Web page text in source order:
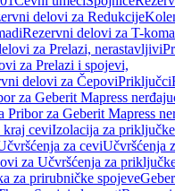
delovi za Redukcije
Rezervni delovi za T-
za Prelazi, nerastavljivi
za Prelazi i spojevi,
delovi za ČepoviPriključci
za Geberit Mapress
Pribor za Geberit Mapress
kraj ceviIzolacija za priključke
za ceviUčvršćenja
za Učvršćenja za
za prirubničke spojeve